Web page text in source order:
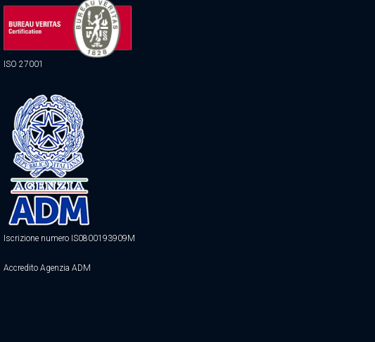
ISO 27001
Iscrizione numero IS0800193909M
Accredito Agenzia ADM